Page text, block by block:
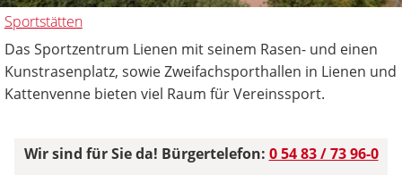
Sportstätten
Das Sportzentrum Lienen mit seinem Rasen- und einen
Kunstrasenplatz, sowie Zweifachsporthallen in Lienen und
Kattenvenne bieten viel Raum für Vereinssport.
Wir sind für Sie da! Bürgertelefon: 0 54 83 / 73 96-0